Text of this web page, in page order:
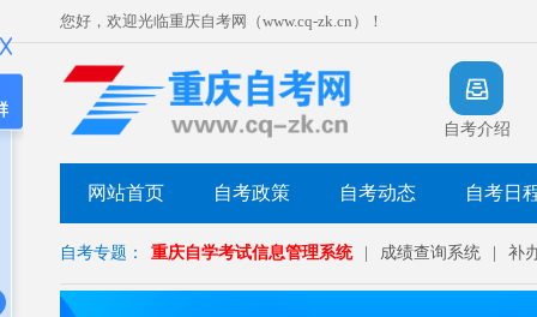
您好，欢迎光临重庆自考网（www.cq-zk.cn）！
自考介绍
网站首页 自考政策 自考动态 自考日
自考专题： 重庆自学考试信息管理系统 成绩查询系统 补